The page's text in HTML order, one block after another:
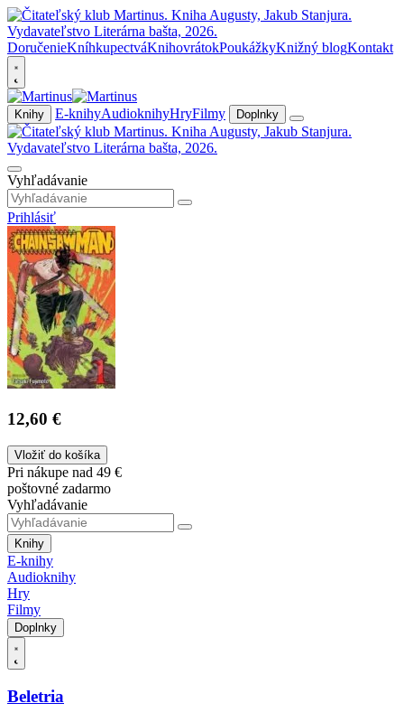
DoručenieKníhkupectváKnihovrátokPoukážkyKnižný blogKontakt
Knihy E-knihyAudioknihyHryFilmy Doplnky
Vyhľadávanie
Prihlásiť
12,60 €
Vložiť do košíka
Pri nákupe nad 49 €
poštovné zadarmo
Vyhľadávanie
Knihy
E-knihy
Audioknihy
Hry
Filmy
Doplnky
Beletria